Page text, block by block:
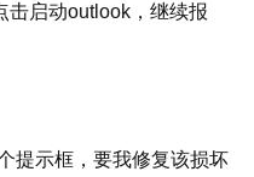
击启动outlook，继续报
提示框，要我修复该损坏